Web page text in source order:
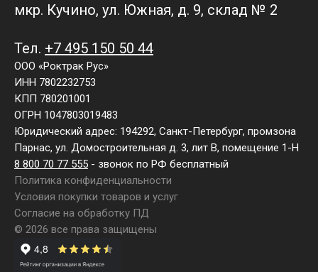
мкр. Кучино, ул. Южная, д. 9, склад № 2
Тел. +7 495 150 50 44
ООО «Роктрак Рус»
ИНН 7802232753
КПП 780201001
ОГРН 1047803019483
Юридический адрес: 194292, Санкт-Петербург, промзона
Парнас, ул. Домостроительная д. 3, лит В, помещение 1-Н
8 800 70 77 555 - звонок по РФ бесплатный
Политика конфиденциальности
Условия покупки товаров и услуг
Согласие на обработку ПД
© 2026 все права защищены